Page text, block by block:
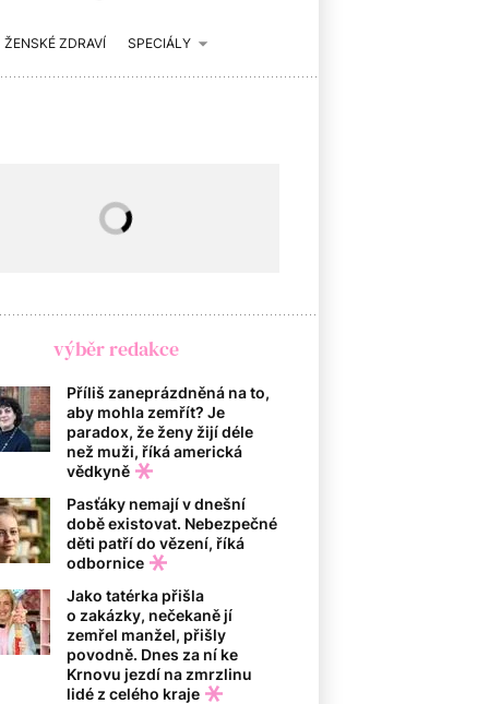
ŽENSKÉ ZDRAVÍ SPECIÁLY
výběr redakce
Příliš zaneprázdněná na to,
aby mohla zemřít? Je
paradox, že ženy žijí déle
než muži, říká americká
vědkyně
Pasťáky nemají v dnešní
době existovat. Nebezpečné
děti patří do vězení, říká
odbornice
Jako tatérka přišla
o zakázky, nečekaně jí
zemřel manžel, přišly
povodně. Dnes za ní ke
Krnovu jezdí na zmrzlinu
lidé z celého kraje